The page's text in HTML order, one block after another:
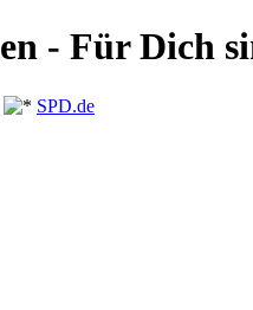
- Für Dich
SPD.de